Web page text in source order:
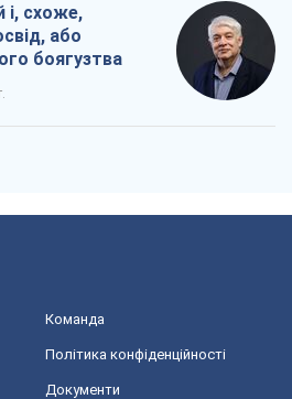
і, схоже,
або
боягузтва
Команда
Політика конфіденційності
Документи